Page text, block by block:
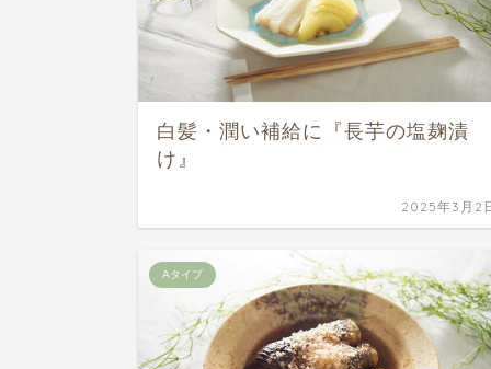
白髪・潤い補給に『長芋の塩麹漬
け』
2025年3月2
Aタイプ